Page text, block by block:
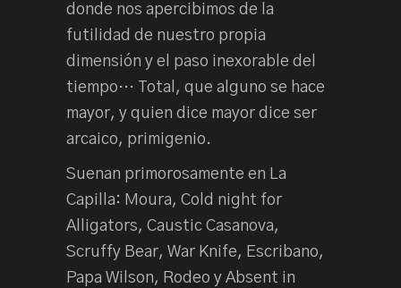
donde nos apercibimos de la
futilidad de nuestro propia
dimensión y el paso inexorable del
tiempo… Total, que alguno se hace
mayor, y quien dice mayor dice ser
arcaico, primigenio.
Suenan primorosamente en La
Capilla: Moura, Cold night for
Alligators, Caustic Casanova,
Scruffy Bear, War Knife, Escribano,
Papa Wilson, Rodeo y Absent in